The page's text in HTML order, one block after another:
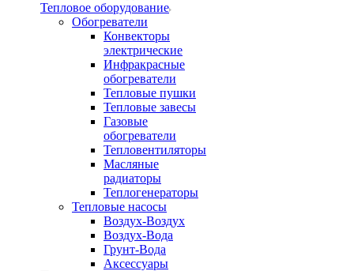
Тепловое оборудование
Обогреватели
Конвекторы
электрические
Инфракрасные
обогреватели
Тепловые пушки
Тепловые завесы
Газовые
обогреватели
Тепловентиляторы
Масляные
радиаторы
Теплогенераторы
Тепловые насосы
Воздух-Воздух
Воздух-Вода
Грунт-Вода
Аксессуары